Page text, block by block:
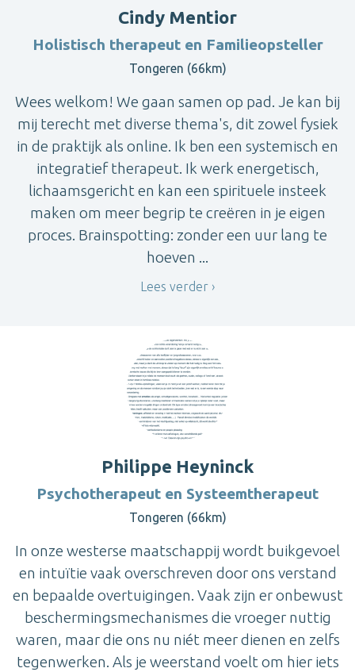
Cindy Mentior
Holistisch therapeut en Familieopsteller
Tongeren (66km)
Wees welkom! We gaan samen op pad. Je kan bij
mij terecht met diverse thema's, dit zowel fysiek
in de praktijk als online. Ik ben een systemisch en
integratief therapeut. Ik werk energetisch,
lichaamsgericht en kan een spirituele insteek
maken om meer begrip te creëren in je eigen
proces. Brainspotting: zonder een uur lang te
hoeven ...
Lees verder
Philippe Heyninck
Psychotherapeut en Systeemtherapeut
Tongeren (66km)
In onze westerse maatschappij wordt buikgevoel
en intuïtie vaak overschreven door ons verstand
en bepaalde overtuigingen. Vaak zijn er onbewust
beschermingsmechanismes die vroeger nuttig
waren, maar die ons nu niét meer dienen en zelfs
tegenwerken. Als je weerstand voelt om hier iets